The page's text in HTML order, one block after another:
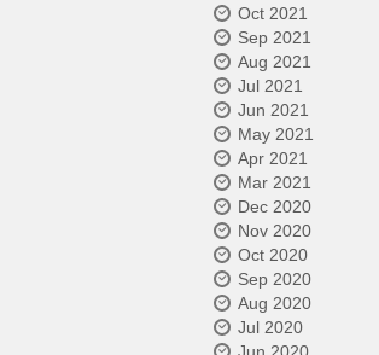
Oct 2021
Sep 2021
Aug 2021
Jul 2021
Jun 2021
May 2021
Apr 2021
Mar 2021
Dec 2020
Nov 2020
Oct 2020
Sep 2020
Aug 2020
Jul 2020